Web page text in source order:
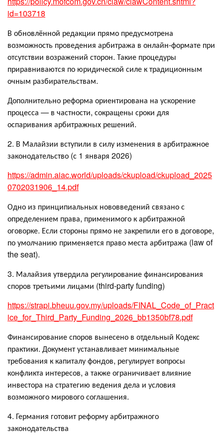
id=103718
В обновлённой редакции прямо предусмотрена
возможность проведения арбитража в онлайн-формате при
отсутствии возражений сторон. Такие процедуры
приравниваются по юридической силе к традиционным
очным разбирательствам.
Дополнительно реформа ориентирована на ускорение
процесса — в частности, сокращены сроки для
оспаривания арбитражных решений.
2. В Малайзии вступили в силу изменения в арбитражное
законодательство (с 1 января 2026)
https://admin.aiac.world/uploads/ckupload/ckupload_2025
0702031906_14.pdf
Одно из принципиальных нововведений связано с
определением права, применимого к арбитражной
оговорке. Если стороны прямо не закрепили его в договоре,
по умолчанию применяется право места арбитража (law of
the seat).
3. Малайзия утвердила регулирование финансирования
споров третьими лицами (third-party funding)
https://strapi.bheuu.gov.my/uploads/FINAL_Code_of_Pract
ice_for_Third_Party_Funding_2026_bb1350bf78.pdf
Финансирование споров вынесено в отдельный Кодекс
практики. Документ устанавливает минимальные
требования к капиталу фондов, регулирует вопросы
конфликта интересов, а также ограничивает влияние
инвестора на стратегию ведения дела и условия
возможного мирового соглашения.
4. Германия готовит реформу арбитражного
законодательства